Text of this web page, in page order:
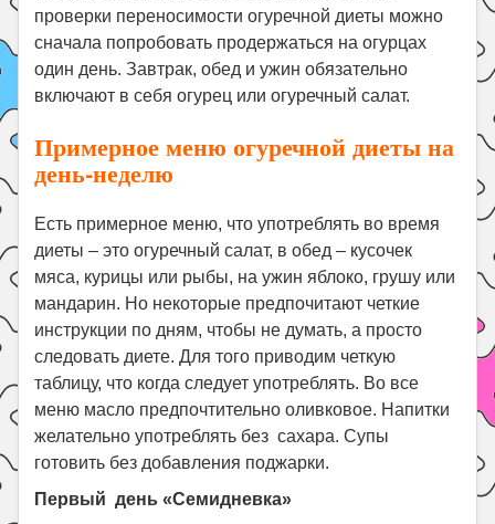
проверки переносимости огуречной диеты можно
сначала попробовать продержаться на огурцах
один день. Завтрак, обед и ужин обязательно
включают в себя огурец или огуречный салат.
Примерное меню огуречной диеты на
день-неделю
Есть примерное меню, что употреблять во время
диеты – это огуречный салат, в обед – кусочек
мяса, курицы или рыбы, на ужин яблоко, грушу или
мандарин. Но некоторые предпочитают четкие
инструкции по дням, чтобы не думать, а просто
следовать диете. Для того приводим четкую
таблицу, что когда следует употреблять. Во все
меню масло предпочтительно оливковое. Напитки
желательно употреблять без сахара.Супы
готовить без добавления поджарки.
Первый день «Семидневка»